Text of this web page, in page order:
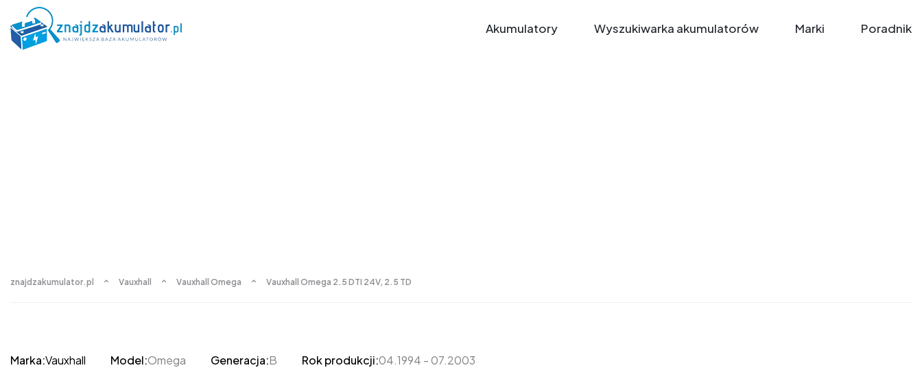
Akumulatory Wyszukiwarka akumulatorów Marki Poradnik
znajdzakumulator.pl Vauxhall Vauxhall Omega Vauxhall Omega 2.5 DTI 24V, 2.5 TD
Marka:Vauxhall Model:Omega Generacja:B Rok produkcji:04.1994 - 07.2003